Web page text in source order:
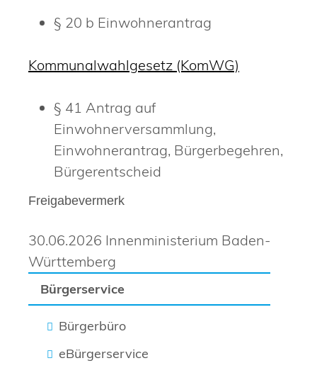
Bürgerservice
Bürgerbüro
eBürgerservice
§ 20 b Einwohnerantrag
Kommunalwahlgesetz (KomWG)
§ 41 Antrag auf
Einwohnerversammlung,
Einwohnerantrag, Bürgerbegehren,
Bürgerentscheid
Freigabevermerk
30.06.2026 Innenministerium Baden-
Württemberg